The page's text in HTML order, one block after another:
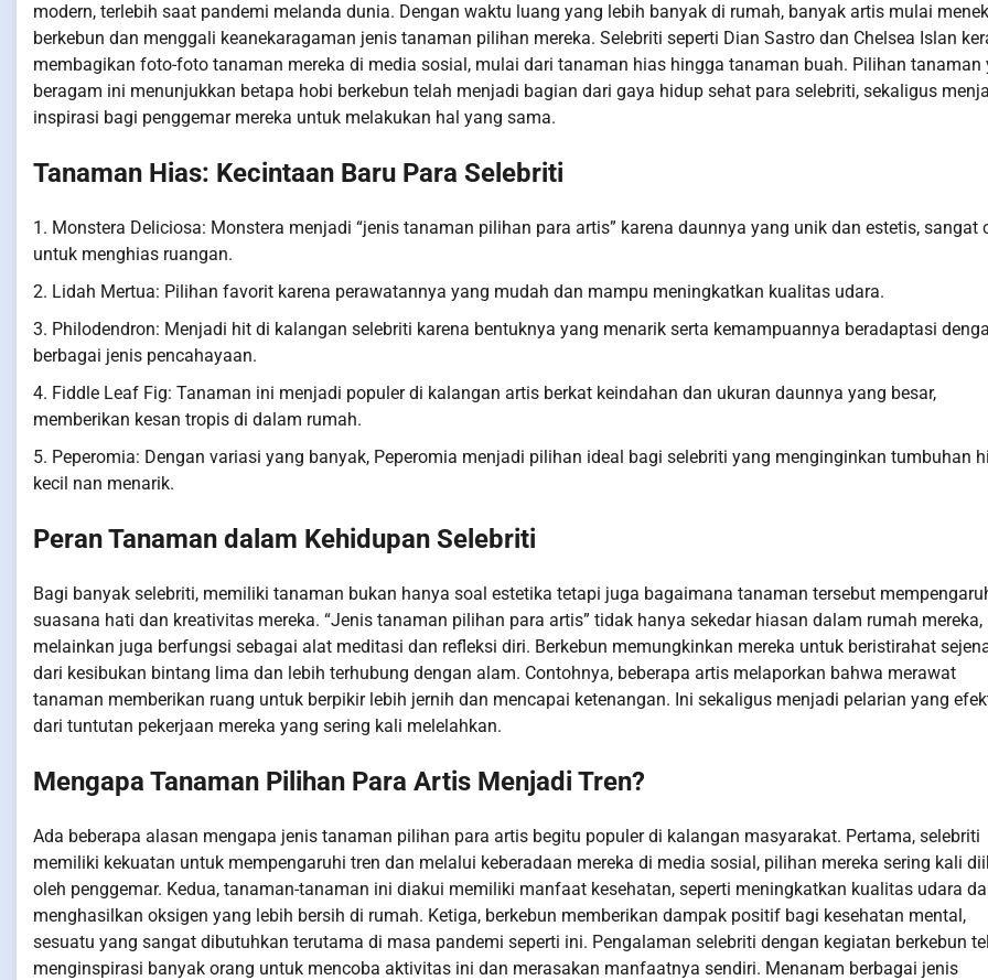
modern, terlebih saat pandemi melanda dunia. Dengan waktu luang yang lebih banyak di rumah, banyak artis mulai
berkebun dan menggali keanekaragaman jenis tanaman pilihan mereka. Selebriti seperti Dian Sastro dan Chelsea Islan
membagikan foto-foto tanaman mereka di media sosial, mulai dari tanaman hias hingga tanaman buah. Pilihan tanaman
beragam ini menunjukkan betapa hobi berkebun telah menjadi bagian dari gaya hidup sehat para selebriti, sekaligus
inspirasi bagi penggemar mereka untuk melakukan hal yang sama.
Tanaman Hias: Kecintaan Baru Para Selebriti
1. Monstera Deliciosa: Monstera menjadi “jenis tanaman pilihan para artis” karena daunnya yang unik dan estetis, sangat
untuk menghias ruangan.
2. Lidah Mertua: Pilihan favorit karena perawatannya yang mudah dan mampu meningkatkan kualitas udara.
3. Philodendron: Menjadi hit di kalangan selebriti karena bentuknya yang menarik serta kemampuannya beradaptasi
berbagai jenis pencahayaan.
4. Fiddle Leaf Fig: Tanaman ini menjadi populer di kalangan artis berkat keindahan dan ukuran daunnya yang besar,
memberikan kesan tropis di dalam rumah.
5. Peperomia: Dengan variasi yang banyak, Peperomia menjadi pilihan ideal bagi selebriti yang menginginkan tumbuhan
kecil nan menarik.
Peran Tanaman dalam Kehidupan Selebriti
Bagi banyak selebriti, memiliki tanaman bukan hanya soal estetika tetapi juga bagaimana tanaman tersebut
suasana hati dan kreativitas mereka. “Jenis tanaman pilihan para artis” tidak hanya sekedar hiasan dalam rumah mereka,
melainkan juga berfungsi sebagai alat meditasi dan refleksi diri. Berkebun memungkinkan mereka untuk beristirahat
dari kesibukan bintang lima dan lebih terhubung dengan alam. Contohnya, beberapa artis melaporkan bahwa merawat
tanaman memberikan ruang untuk berpikir lebih jernih dan mencapai ketenangan. Ini sekaligus menjadi pelarian yang
dari tuntutan pekerjaan mereka yang sering kali melelahkan.
Mengapa Tanaman Pilihan Para Artis Menjadi Tren?
Ada beberapa alasan mengapa jenis tanaman pilihan para artis begitu populer di kalangan masyarakat. Pertama, selebriti
memiliki kekuatan untuk mempengaruhi tren dan melalui keberadaan mereka di media sosial, pilihan mereka sering kali
oleh penggemar. Kedua, tanaman-tanaman ini diakui memiliki manfaat kesehatan, seperti meningkatkan kualitas udara
menghasilkan oksigen yang lebih bersih di rumah. Ketiga, berkebun memberikan dampak positif bagi kesehatan mental,
sesuatu yang sangat dibutuhkan terutama di masa pandemi seperti ini. Pengalaman selebriti dengan kegiatan berkebun
menginspirasi banyak orang untuk mencoba aktivitas ini dan merasakan manfaatnya sendiri. Menanam berbagai jenis